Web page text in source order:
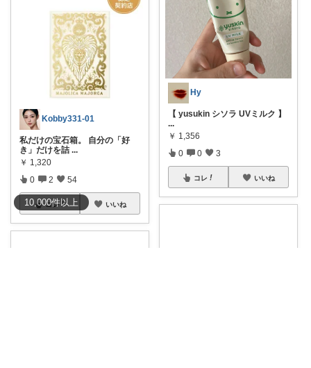
10,000件以上
Kobby331-01
私だけの宝石箱。 自分の「好
き」だけを詰 ...
￥ 1,320
0 2 54
コレ いいね
Hy
【 yusukin シソラ UVミルク 】
...
￥ 1,356
0 0 3
コレ いいね